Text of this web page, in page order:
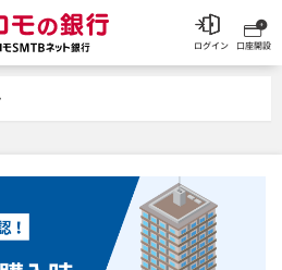
ドコモの銀行 ドコモ
口座開設
ログイン